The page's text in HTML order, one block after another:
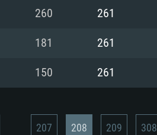
GB (전체 클라이언
260 261
181 261
150 261
207 208 209 308